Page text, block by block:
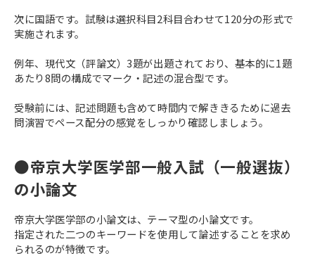
次に国語です。試験は選択科目2科目合わせて120分の形式で
実施されます。
例年、現代文（評論文）3題が出題されており、基本的に1題
あたり8問の構成でマーク・記述の混合型です。
受験前には、記述問題も含めて時間内で解ききるために過去
問演習でペース配分の感覚をしっかり確認しましょう。
●帝京大学医学部一般入試（一般選抜）
の小論文
帝京大学医学部の小論文は、テーマ型の小論文です。
指定された二つのキーワードを使用して論述することを求め
られるのが特徴です。